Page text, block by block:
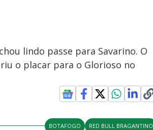
lindo passe para Savarino. O
o placar para o Glorioso no
BOTAFOGO RED BULL BRAGANTINO